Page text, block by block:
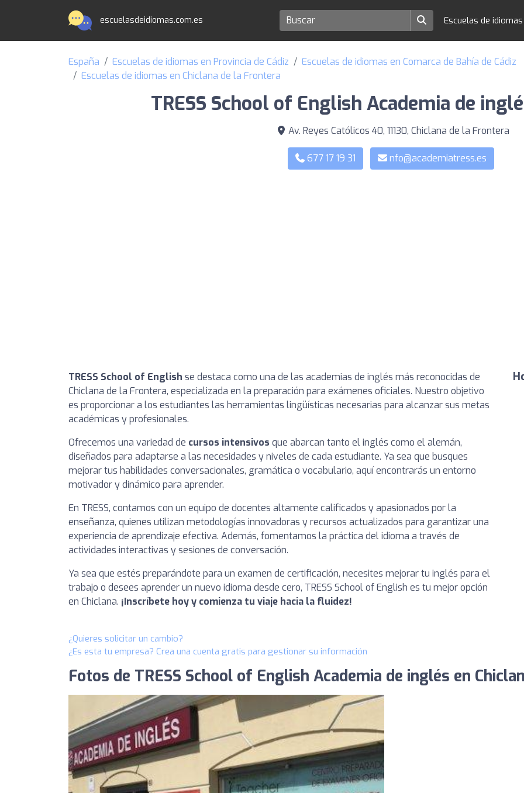
escuelasdeidiomas.com.es Escuelas de
España Escuelas de idiomas en Provincia de Cádiz
Escuelas de idiomas en Comarca de Bahía de Cádiz
Escuelas de idiomas en Chiclana de la Frontera
TRESS School of English Academia de
Av. Reyes Católicos 40, 11130, Chiclana de la Frontera
677 17 19 31 nfo@academiatress.es
TRESS School of English se destaca como una de las academias de inglés más reconocidas de
Chiclana de la Frontera, especializada en la preparación para exámenes oficiales. Nuestro objetivo
es proporcionar a los estudiantes las herramientas lingüísticas necesarias para alcanzar sus metas
académicas y profesionales.
Ofrecemos una variedad de cursos intensivos que abarcan tanto el inglés como el alemán,
diseñados para adaptarse a las necesidades y niveles de cada estudiante. Ya sea que busques
mejorar tus habilidades conversacionales, gramática o vocabulario, aquí encontrarás un entorno
motivador y dinámico para aprender.
En TRESS, contamos con un equipo de docentes altamente calificados y apasionados por la
enseñanza, quienes utilizan metodologías innovadoras y recursos actualizados para garantizar una
experiencia de aprendizaje efectiva. Además, fomentamos la práctica del idioma a través de
actividades interactivas y sesiones de conversación.
Ya sea que estés preparándote para un examen de certificación, necesites mejorar tu inglés para el
trabajo o desees aprender un nuevo idioma desde cero, TRESS School of English es tu mejor opción
en Chiclana. ¡Inscríbete hoy y comienza tu viaje hacia la fluidez!
¿Quieres solicitar un cambio?
¿Es esta tu empresa? Crea una cuenta gratis para gestionar su información
Fotos de TRESS School of English Academia de inglés en